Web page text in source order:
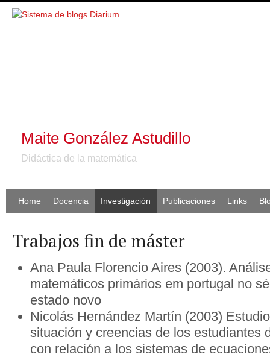
Maite González Astudillo
Didáctica de la matemática
Home Docencia Investigación Publicaciones Links
Trabajos fin de máster
Ana Paula Florencio Aires (2003).
matemáticos primários em portugal no
estado novo
Nicolás Hernández Martín (2003)
situación y creencias de los estudiantes
con relación a los sistemas de